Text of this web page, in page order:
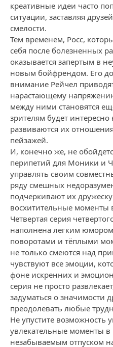
креативные идеи часто
ситуации, заставляя
смелости.
Тем временем, Росс,
себя после болезненных
оказывается запертым в
новым бойфрендом. Его
внимание Рейчел
нарастающему
между ними становятся
зрителям будет
развиваются их
пейзажей.
И, конечно же, не
перипетий для Моники и
управлять своим
ряду смешных
подчеркивают их
восхитительные моменты
Четвертая серия
наполнена легким
поворотами и тёплыми
не только смеются над
чувствуют все эмоции,
фоне искренних и
серия не просто
задуматься о значимости
преодолевать любые
Не упустите возможность
увлекательные моменты в
незабываемым отпуском